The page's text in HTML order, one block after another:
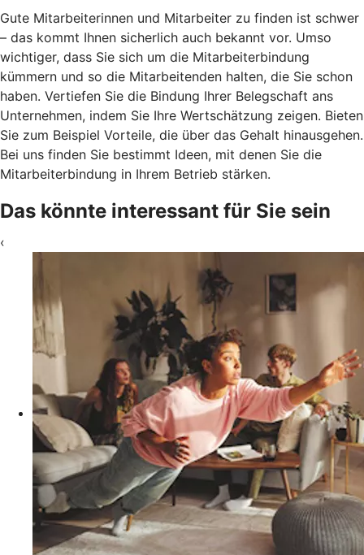
Gute Mitarbeiterinnen und Mitarbeiter zu finden ist schwer
– das kommt Ihnen sicherlich auch bekannt vor. Umso
wichtiger, dass Sie sich um die Mitarbeiterbindung
kümmern und so die Mitarbeitenden halten, die Sie schon
haben. Vertiefen Sie die Bindung Ihrer Belegschaft ans
Unternehmen, indem Sie Ihre Wertschätzung zeigen. Bieten
Sie zum Beispiel Vorteile, die über das Gehalt hinausgehen.
Bei uns finden Sie bestimmt Ideen, mit denen Sie die
Mitarbeiterbindung in Ihrem Betrieb stärken.
Das könnte interessant für Sie sein
‹